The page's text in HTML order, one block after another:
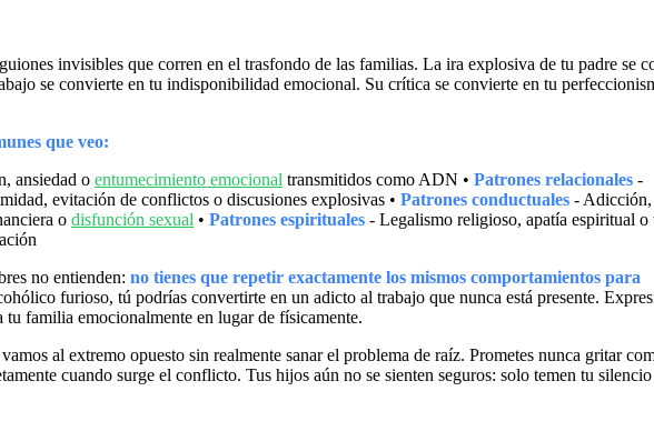
invisibles que corren en el trasfondo de las familias. La ira explosiva de tu padre se
se convierte en tu indisponibilidad emocional. Su crítica se convierte en tu
que veo:
ansiedad o entumecimiento emocional transmitidos como ADN • Patrones relacionales -
evitación de conflictos o discusiones explosivas • Patrones conductuales - Adicción,
o disfunción sexual • Patrones espirituales - Legalismo religioso, apatía espiritual o
no entienden: no tienes que repetir exactamente los mismos comportamientos para
furioso, tú podrías convertirte en un adicto al trabajo que nunca está presente.
familia emocionalmente en lugar de físicamente.
al extremo opuesto sin realmente sanar el problema de raíz. Prometes nunca gritar
cuando surge el conflicto. Tus hijos aún no se sienten seguros: solo temen tu silencio